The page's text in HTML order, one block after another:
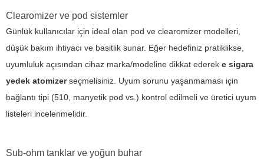
Clearomizer ve pod sistemler
Günlük kullanıcılar için ideal olan pod ve clearomizer modelleri,
düşük bakım ihtiyacı ve basitlik sunar. Eğer hedefiniz pratiklikse,
uyumluluk açısından cihaz marka/modeline dikkat ederek e sigara
yedek atomizerseçmelisiniz. Uyum sorunu yaşanmaması için
bağlantı tipi (510, manyetik pod vs.) kontrol edilmeli ve üretici uyum
listeleri incelenmelidir.
Sub-ohm tanklar ve yoğun buhar